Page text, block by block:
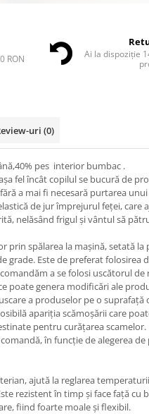
RON
Ai la dispoziție
uri (0)
pes interior bumbac .
fel încât copilul se bucură de
a mai fi necesară purtarea
de jur împrejurul feței, care
nelăsând frigul și vântul să
prin spălarea la mașină, setată la
grade. Este de preferat folosirea
a se folosi uscătorul de
poate genera modificări ale
a produselor pe o suprafață
apariția scămoșării care
pentru curățarea scamelor.
în funcție de alegerea
ajută la reglarea
rezistent în timp și face față cu
fiind foarte moale și flexibil.